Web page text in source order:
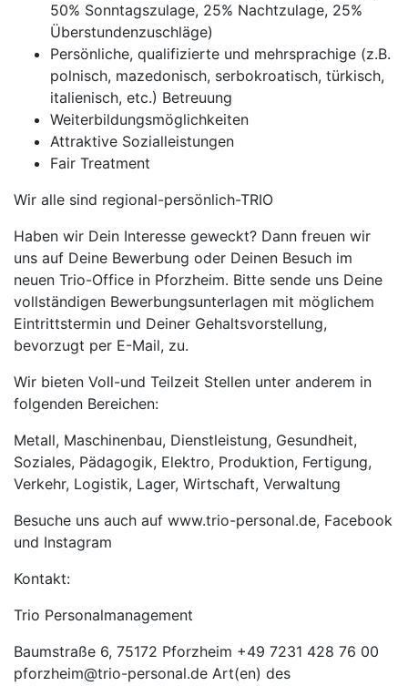
50% Sonntagszulage, 25% Nachtzulage, 25%
Überstundenzuschläge)
Persönliche, qualifizierte und mehrsprachige (z.B.
polnisch, mazedonisch, serbokroatisch, türkisch,
italienisch, etc.) Betreuung
Weiterbildungsmöglichkeiten
Attraktive Sozialleistungen
Fair Treatment
Wir alle sind regional-persönlich-TRIO
Haben wir Dein Interesse geweckt? Dann freuen wir
uns auf Deine Bewerbung oder Deinen Besuch im
neuen Trio-Office in Pforzheim. Bitte sende uns Deine
vollständigen Bewerbungsunterlagen mit möglichem
Eintrittstermin und Deiner Gehaltsvorstellung,
bevorzugt per E-Mail, zu.
Wir bieten Voll-und Teilzeit Stellen unter anderem in
folgenden Bereichen:
Metall, Maschinenbau, Dienstleistung, Gesundheit,
Soziales, Pädagogik, Elektro, Produktion, Fertigung,
Verkehr, Logistik, Lager, Wirtschaft, Verwaltung
Besuche uns auch auf www.trio-personal.de, Facebook
und Instagram
Kontakt:
Trio Personalmanagement
Baumstraße 6, 75172 Pforzheim +49 7231 428 76 00
pforzheim@trio-personal.de Art(en) des